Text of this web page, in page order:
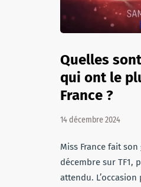
Quelles
qui ont le
France ?
14 décembre 2024
Miss France fait
décembre sur TF1,
attendu.